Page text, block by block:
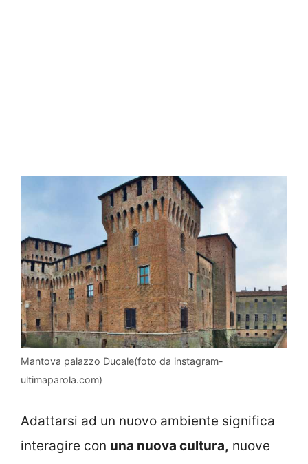
Mantova palazzo Ducale(foto da instagram-
ultimaparola.com)
Adattarsi ad un nuovo ambiente significa
interagire con una nuova cultura, nuove